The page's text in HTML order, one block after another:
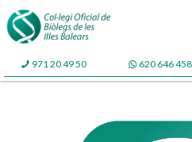
971 20 49 50 620 646 458